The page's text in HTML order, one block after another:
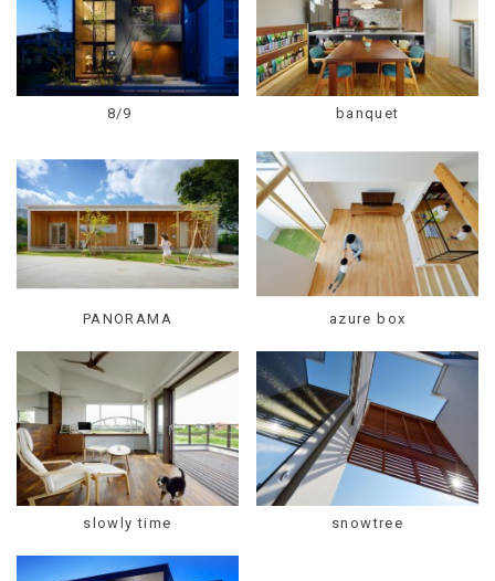
8/9 banquet
PANORAMA azure box
slowly time snowtree